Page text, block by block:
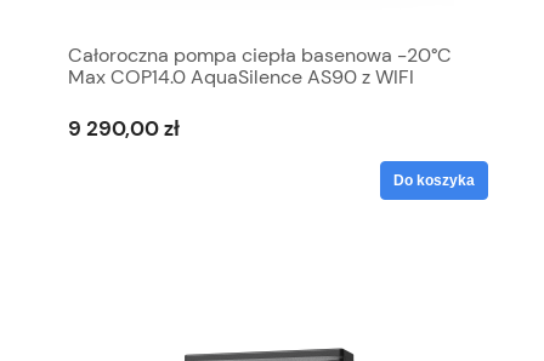
Całoroczna pompa ciepła basenowa -20°C
Max COP14.0 AquaSilence AS90 z WIFI
9 290,00 zł
Do koszyka